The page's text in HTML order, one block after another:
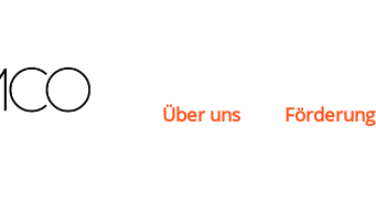
Über uns Förderung